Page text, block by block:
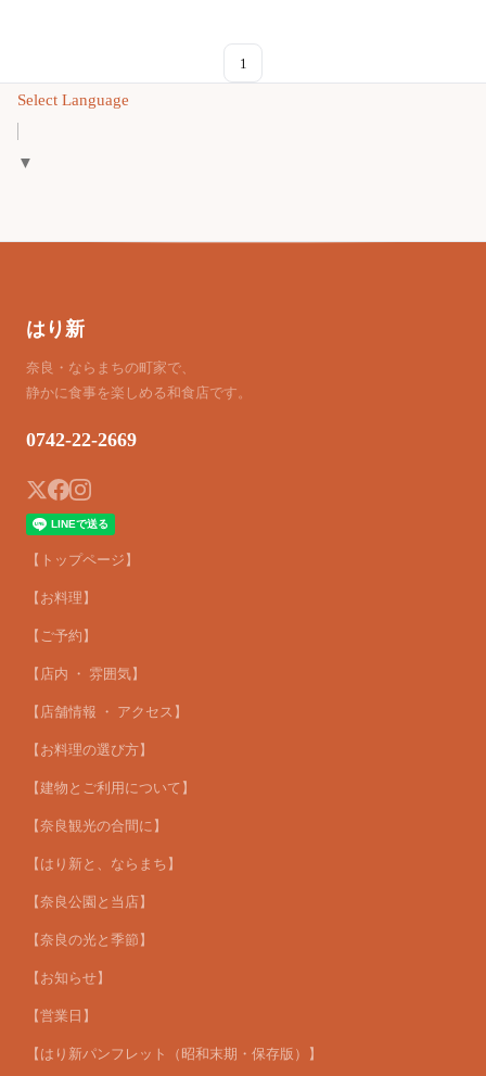
1
Select Language
▼
はり新
奈良・ならまちの町家で、
静かに食事を楽しめる和食店です。
0742-22-2669
【トップページ】
【お料理】
【ご予約】
【店内 ・ 雰囲気】
【店舗情報 ・ アクセス】
【お料理の選び方】
【建物とご利用について】
【奈良観光の合間に】
【はり新と、ならまち】
【奈良公園と当店】
【奈良の光と季節】
【お知らせ】
【営業日】
【はり新パンフレット（昭和末期・保存版）】